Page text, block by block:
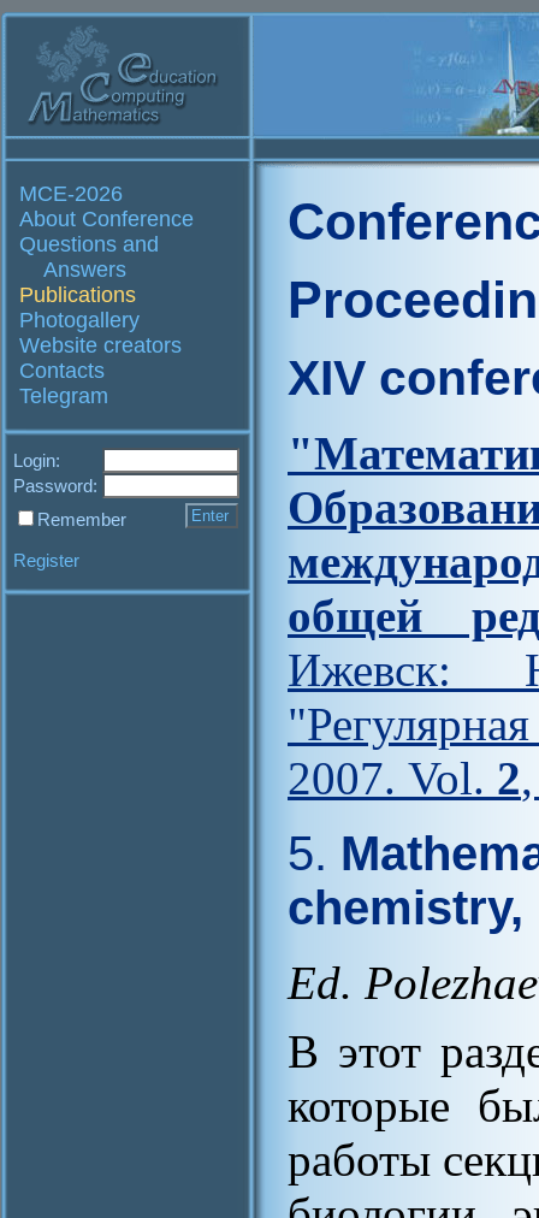
MCE-2026
About Conference
Questions and
Answers
Publications
Photogallery
Website creators
Contacts
Telegram
Login:
Password:
Remember
Register
XIV
общей
Ижевск:
2007. Vol. 2
5.
Ed.
В этот
которые
работы